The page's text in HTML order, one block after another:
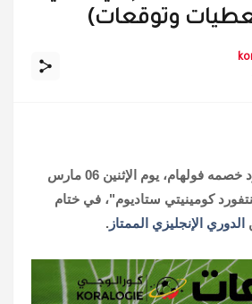
وتوقعات)
يستقبل نادي برينتفورد خصمه فولهام، يوم الإثنين 06 مارس
كومينيتي ستاديوم"، في ختام
الدوري الإنجليزي الممتاز .